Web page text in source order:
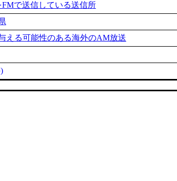
で送信している送信所
える可能性のある海外のAM放送